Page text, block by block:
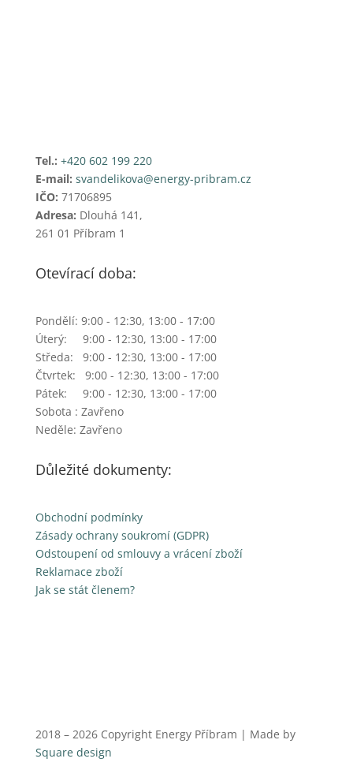
Tel.: +420 602 199 220
E-mail: svandelikova@energy-pribram.cz
IČO: 71706895
Adresa: Dlouhá 141,
261 01 Příbram 1
Otevírací doba:
Pondělí: 9:00 - 12:30, 13:00 - 17:00
Úterý: 9:00 - 12:30, 13:00 - 17:00
Středa: 9:00 - 12:30, 13:00 - 17:00
Čtvrtek: 9:00 - 12:30, 13:00 - 17:00
Pátek: 9:00 - 12:30, 13:00 - 17:00
Sobota : Zavřeno
Neděle: Zavřeno
Důležité dokumenty:
Obchodní podmínky
Zásady ochrany soukromí (GDPR)
Odstoupení od smlouvy a vrácení zboží
Reklamace zboží
Jak se stát členem?
2018 – 2026 Copyright Energy Příbram | Made by
Square design